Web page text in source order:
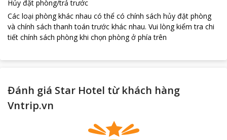
Hủy đặt phòng/trả trước
Các loại phòng khác nhau có thể có chính sách hủy đặt phòng
và chính sách thanh toán trước khác nhau. Vui lòng kiểm tra chi
tiết chính sách phòng khi chọn phòng ở phía trên
Đánh giá Star Hotel từ khách hàng
Vntrip.vn